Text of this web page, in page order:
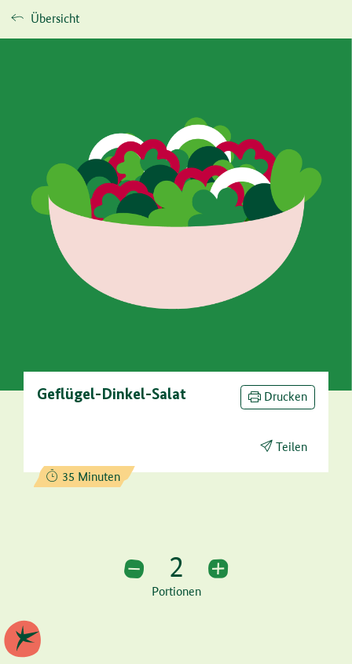
Übersicht
Geflügel-Dinkel-Salat Drucken
Teilen
Zubereitungszeit:
35 Minuten
2 Portionen
2
Portionen